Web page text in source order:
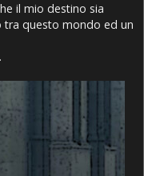
il mio destino sia
tra questo mondo ed un